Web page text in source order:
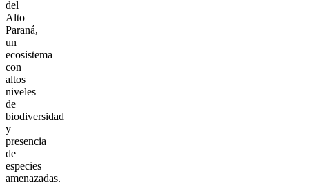
del
Alto
Paraná,
un
ecosistema
con
altos
niveles
de
biodiversidad
y
presencia
de
especies
amenazadas.